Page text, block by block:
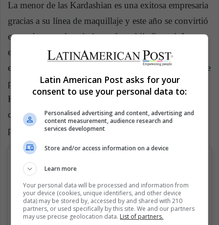
La menor de las Kardashian es una exitosa empresaria
gracias a su línea de maquillaje y este año se convirtió
en madre con el nacimiento de su hija Stormi. La
empresaria, de 21 años, entró en el mundo del
espectáculo por su participación en el reality show que
protagoniza su familia, Keeping Up with the
Kardashians. Jenner también es mundialmente
conocida debido al cambio extremo en su apariencia,
pues se ha practicado varias cirugías estéticas.
Latin American Post asks for your
consent to use your personal data to:
Personalised advertising and content, advertising and
content measurement, audience research and
services development
Store and/or access information on a device
Learn more
Your personal data will be processed and information from
your device (cookies, unique identifiers, and other device
data) may be stored by, accessed by and shared with 210
partners, or used specifically by this site. We and our partners
may use precise geolocation data. List of partners.